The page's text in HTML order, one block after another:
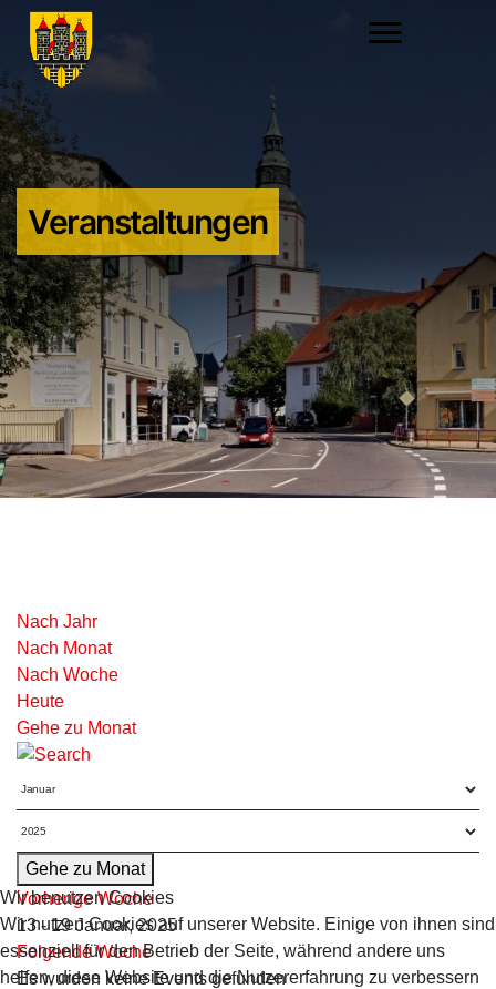
Veranstaltungen
Nach Jahr
Nach Monat
Nach Woche
Heute
Gehe zu Monat
Gehe zu Monat
Vorherige Woche
13 - 19 Januar, 2025
Folgende Woche
Es wurden keine Events gefunden
Wir benutzen Cookies
Wir nutzen Cookies auf unserer Website. Einige von ihnen sind
essenziell für den Betrieb der Seite, während andere uns
helfen, diese Website und die Nutzererfahrung zu verbessern